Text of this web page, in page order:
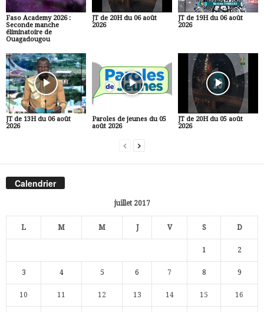
Faso Academy 2026 :
Seconde manche
éliminatoire de
Ouagadougou
JT de 20H du 06 août
2026
JT de 19H du 06 août
2026
JT de 13H du 06 août
2026
Paroles de jeunes du 05
août 2026
JT de 20H du 05 août
2026
Calendrier
juillet 2017
L M M J V S D
1 2
3 4 5 6 7 8 9
10 11 12 13 14 15 16